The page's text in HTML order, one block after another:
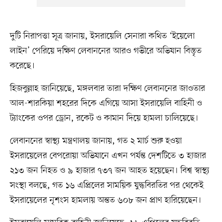
দুটি নিরাপত্তা সূত্র জানায়, ইসরায়েলি সেনারা কথিত ‘ইয়েলো
লাইন’ পেরিয়ে দক্ষিণ লেবাননের আরও গভীরে অভিযান বিস্তৃত
করেছে।
হিজবুল্লাহ জানিয়েছে, মঙ্গলবার তারা দক্ষিণ লেবাননের জাওতার
আল-শারকিয়া শহরের দিকে এগিয়ে আসা ইসরায়েলি বাহিনী ও
ট্যাংকের ওপর ড্রোন, রকেট ও কামান দিয়ে হামলা চালিয়েছে।
লেবাননের স্বাস্থ্য মন্ত্রণালয় জানায়, গত ২ মার্চ শুরু হওয়া
ইসরায়েলের বেপরোয়া অভিযানে এখন পর্যন্ত দেশটিতে ৩ হাজার
২১৩ জন নিহত ও ৯ হাজার ৭৩৭ জন আহত হয়েছেন। বিশ্ব স্বাস্থ্য
সংস্থা বলছে, গত ১৬ এপ্রিলের সাময়িক যুদ্ধবিরতির পর থেকেই
ইসরায়েলের নৃশংস হামলায় অন্তত ৬০৮ জন প্রাণ হারিয়েছেন।